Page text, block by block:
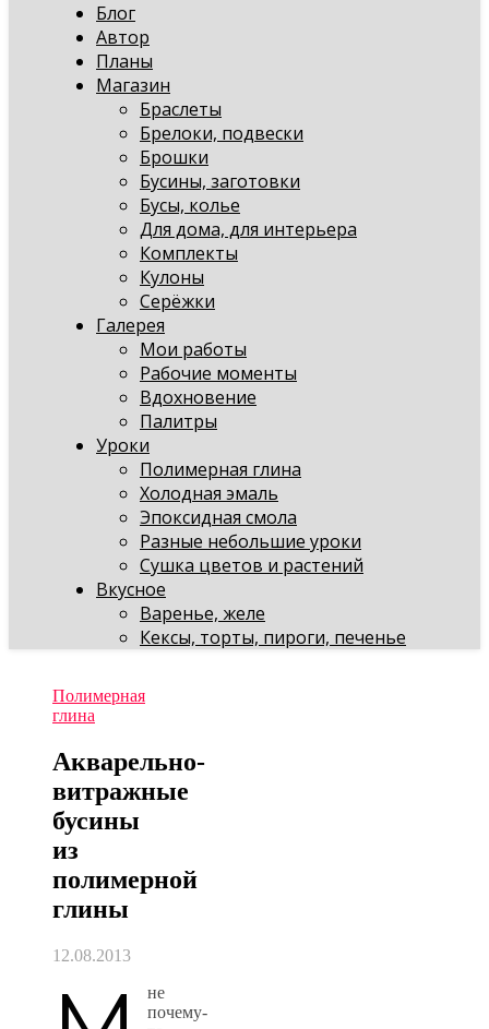
Блог
Автор
Планы
Магазин
Браслеты
Брелоки, подвески
Брошки
Бусины, заготовки
Бусы, колье
Для дома, для интерьера
Комплекты
Кулоны
Серёжки
Галерея
Мои работы
Рабочие моменты
Вдохновение
Палитры
Уроки
Полимерная глина
Холодная эмаль
Эпоксидная смола
Разные небольшие уроки
Сушка цветов и растений
Вкусное
Варенье, желе
Кексы, торты, пироги, печенье
Полимерная
глина
Акварельно-
витражные
бусины
из
полимерной
глины
12.08.2013
не
почему-